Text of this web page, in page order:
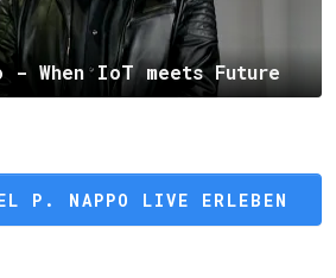
- When IoT meets Future
P. NAPPO LIVE ERLEBEN